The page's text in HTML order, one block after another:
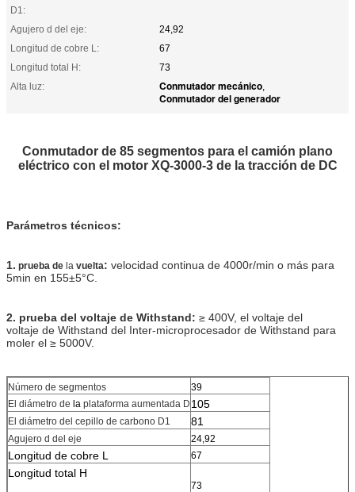
D1:
Agujero d del eje:
24,92
Longitud de cobre L:
67
Longitud total H:
73
Alta luz:
Conmutador mecánico,
Conmutador del generador
Conmutador de 85 segmentos para el camión plano
eléctrico con el motor XQ-3000-3 de la tracción de DC
Parámetros técnicos:
1. prueba de la vuelta: velocidad continua de 4000r/min o más para
5min en 155±5°C.
2. prueba del voltaje de Withstand: ≥ 400V, el voltaje del
voltaje de Withstand del Inter-microprocesador de Withstand para
moler el ≥ 5000V.
Número de segmentos
39
El diámetro de la plataforma aumentada D 105
El diámetro del cepillo de carbono D1 81
Agujero d del eje 24,92
Longitud de cobre L 67
Longitud total H
73